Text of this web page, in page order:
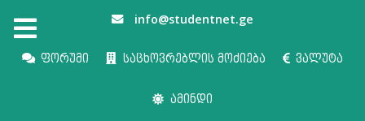
info@studentnet.ge
ფორუმი საცხოვრებლის მოძიება ვალუტა
ამინდი